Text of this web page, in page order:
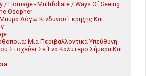
/ Homage - Multifoliate / Ways Of Seeing
Osopher
Λόγω Κινδύνου Έκρηξης Και
Μία Περιβαλλοντικά Υπεύθυνη
Στοχεύει Σε Ένα Καλύτερο Σήμερα Και